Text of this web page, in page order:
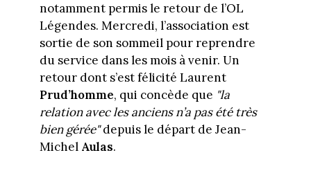
notamment permis le retour de l’OL
Légendes. Mercredi, l’association est
sortie de son sommeil pour reprendre
du service dans les mois à venir. Un
retour dont s’est félicité Laurent
Prud’homme, qui concède que "la
relation avec les anciens n’a pas été très
bien gérée"depuis le départ de Jean-
Michel Aulas.